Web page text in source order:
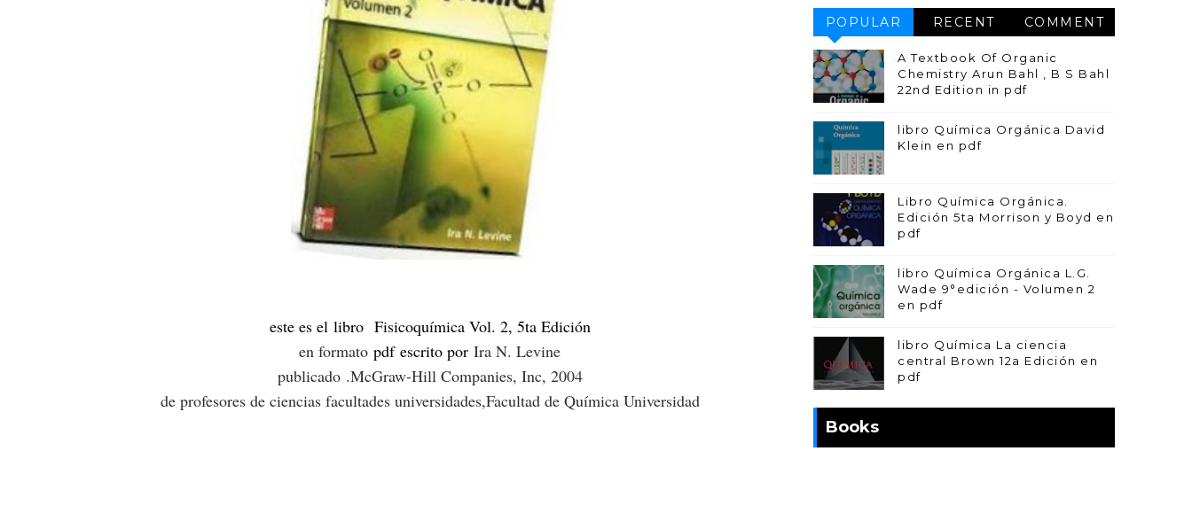
este es el libroFisicoquímica Vol. 2, 5ta Edición
en formatopdf escrito por Ira N. Levine
publicado .McGraw-Hill Companies, Inc, 2004
de profesores de ciencias facultades universidades,Facultad de Química Universidad
POPULAR RECENT COMMENT
A Textbook Of Organic
Chemistry Arun Bahl , B S Bahl
22nd Edition in pdf
libro Química Orgánica David
Klein en pdf
Libro Química Orgánica.
Edición 5ta Morrison y Boyd en
pdf
libro Química Orgánica L.G.
Wade 9°edición - Volumen 2
en pdf
libro Química La ciencia
central Brown 12a Edición en
pdf
Books